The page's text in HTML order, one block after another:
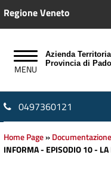
Regione Veneto
Azienda
Provincia di
0497360121
Home Page»Documentazione
INFORMA - EPISODIO 10 - LA